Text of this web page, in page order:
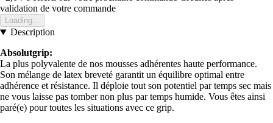
validation de votre commande
Loading...
Description
Absolutgrip:
La plus polyvalente de nos mousses adhérentes haute performance.
Son mélange de latex breveté garantit un équilibre optimal entre
adhérence et résistance. Il déploie tout son potentiel par temps sec mais
ne vous laisse pas tomber non plus par temps humide. Vous êtes ainsi
paré(e) pour toutes les situations avec ce grip.